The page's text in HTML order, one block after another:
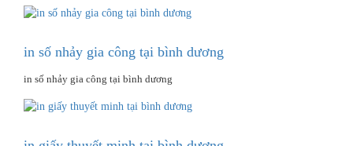
in số nhảy gia công tại bình dương
in số nhảy gia công tại bình dương